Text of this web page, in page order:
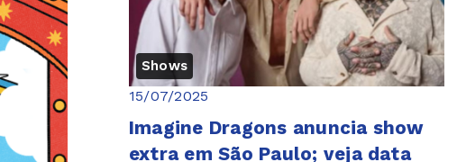
Shows
15/07/2025
Imagine Dragons anuncia show
extra em São Paulo; veja data